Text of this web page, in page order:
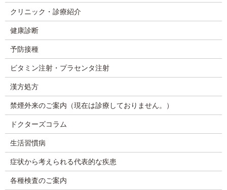
クリニック・診療紹介
健康診断
予防接種
ビタミン注射・プラセンタ注射
漢方処方
禁煙外来のご案内（現在は診療しておりません。）
ドクターズコラム
生活習慣病
症状から考えられる代表的な疾患
各種検査のご案内